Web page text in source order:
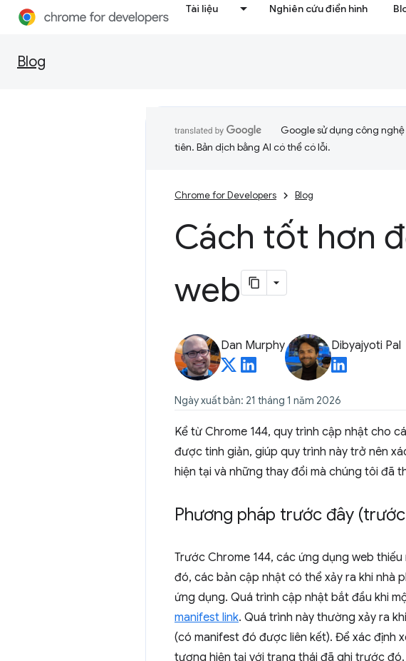
Tài liệu Nghiên cứu điển hình
Blog
Google sử dụng công
tiên. Bản dịch bằng AI có thể có lỗi.
Chrome for Developers Blog
Cách tốt hơn
web
Dan Murphy Dibyajyoti Pal
Ngày xuất bản: 21 tháng 1 năm 2026
Kể từ Chrome 144, quy trình cập nhật cho
được tinh giản, giúp quy trình này trở nên
hiện tại và những thay đổi mà chúng tôi đã
Phương pháp trước đây
Trước Chrome 144, các ứng dụng web
đó, các bản cập nhật có thể xảy ra khi nhà
ứng dụng. Quá trình cập nhật bắt đầu khi
manifest link. Quá trình này thường xảy ra
(có manifest đó được liên kết). Để xác định
tượng hiện tại với trạng thái đã ghi trước